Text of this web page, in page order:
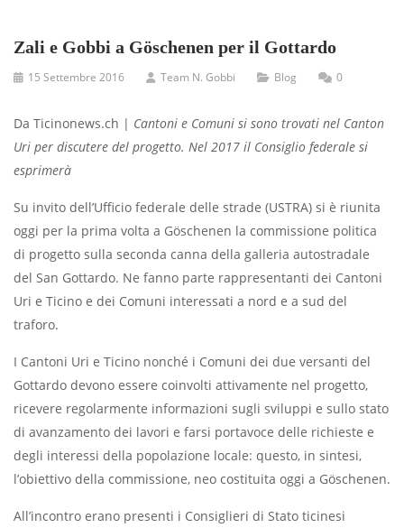
Zali e Gobbi a Göschenen per il Gottardo
15 Settembre 2016 Team N. Gobbi Blog 0
Da Ticinonews.ch | Cantoni e Comuni si sono trovati nel Canton
Uri per discutere del progetto. Nel 2017 il Consiglio federale si
esprimerà
Su invito dell’Ufficio federale delle strade (USTRA) si è riunita
oggi per la prima volta a Göschenen la commissione politica
di progetto sulla seconda canna della galleria autostradale
del San Gottardo. Ne fanno parte rappresentanti dei Cantoni
Uri e Ticino e dei Comuni interessati a nord e a sud del
traforo.
I Cantoni Uri e Ticino nonché i Comuni dei due versanti del
Gottardo devono essere coinvolti attivamente nel progetto,
ricevere regolarmente informazioni sugli sviluppi e sullo stato
di avanzamento dei lavori e farsi portavoce delle richieste e
degli interessi della popolazione locale: questo, in sintesi,
l’obiettivo della commissione, neo costituita oggi a Göschenen.
All’incontro erano presenti i Consiglieri di Stato ticinesi